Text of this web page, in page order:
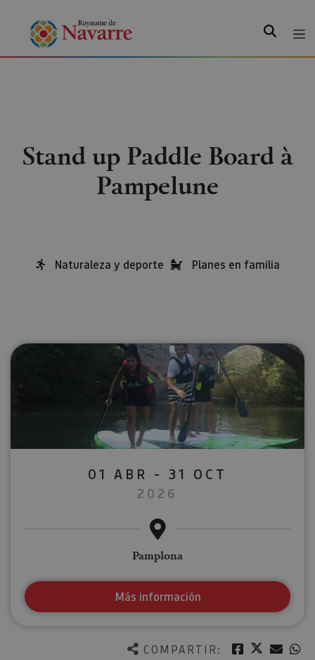
Stand up Paddle Board à
Pampelune
Naturaleza y deporte Planes en familia
COMPARTIR: Facebook
Twitter
01 ABR - 31 OCT
2026
Pamplona
Más información